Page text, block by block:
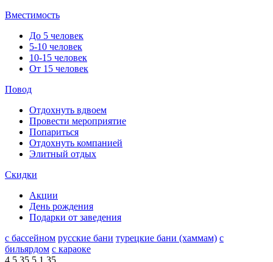
Вместимость
До 5 человек
5-10 человек
10-15 человек
От 15 человек
Повод
Отдохнуть вдвоем
Провести мероприятие
Попариться
Отдохнуть компанией
Элитный отдых
Скидки
Акции
День рождения
Подарки от заведения
с бассейном русские бани турецкие бани (хаммам) с
бильярдом с караоке
4,5 35 5 1 35